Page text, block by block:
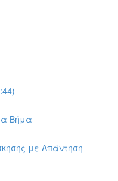
Βήμα
με Απάντηση